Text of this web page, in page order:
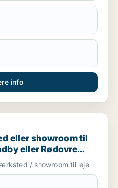
info
showroom til leje i Glostrup,
eller showroom til
eller Rødovre
/ showroom til leje